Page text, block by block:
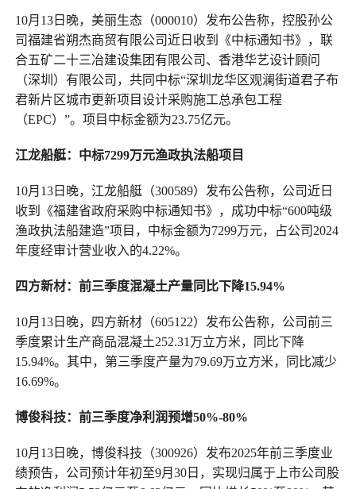
10月13日晚，美丽生态（000010）发布公告称，控股孙公
司福建省朔杰商贸有限公司近日收到《中标通知书》，联
合五矿二十三冶建设集团有限公司、香港华艺设计顾问
（深圳）有限公司，共同中标“深圳龙华区观澜街道君子布
君新片区城市更新项目设计采购施工总承包工程
（EPC）”。项目中标金额为23.75亿元。
江龙船艇： 中标7299万元渔政执法船项目
10月13日晚，江龙船艇（300589）发布公告称，公司近日
收到《福建省政府采购中标通知书》，成功中标“600吨级
渔政执法船建造”项目，中标金额为7299万元，占公司2024
年度经审计营业收入的4.22%。
四方新材： 前三季度混凝土产量同比下降15.94%
10月13日晚，四方新材（605122）发布公告称，公司前三
季度累计生产商品混凝土252.31万立方米，同比下降
15.94%。其中，第三季度产量为79.69万立方米，同比减少
16.69%。
博俊科技： 前三季度净利 润预增50%-80%
10月13日晚，博俊科技（300926）发布2025年前三季度业
绩预告，公司预计年初至9月30日，实现归属于上市公司股